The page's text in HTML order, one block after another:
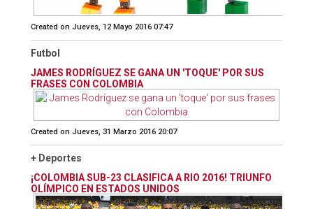
Created on Jueves, 12 Mayo 2016 07:47
Futbol
JAMES RODRÍGUEZ SE GANA UN 'TOQUE' POR SUS
FRASES CON COLOMBIA
Created on Jueves, 31 Marzo 2016 20:07
+ Deportes
¡COLOMBIA SUB-23 CLASIFICA A RIO 2016! TRIUNFO
OLÍMPICO EN ESTADOS UNIDOS